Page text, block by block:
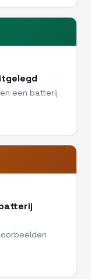
een batterij